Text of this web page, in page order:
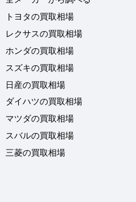
トヨタの買取相場
レクサスの買取相場
ホンダの買取相場
スズキの買取相場
日産の買取相場
ダイハツの買取相場
マツダの買取相場
スバルの買取相場
三菱の買取相場